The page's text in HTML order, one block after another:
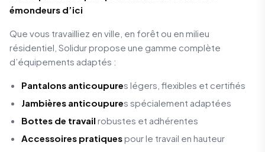
émondeurs d’ici
Que vous travailliez en ville, en forêt ou en milieu
résidentiel, Solidur propose une gamme complète
d’équipements adaptés :
Pantalons anticoupures légers, flexibles et certifiés
Jambières anticoupures spécialement adaptées
Bottes de travail robustes et adhérentes
Accessoires pratiquespour le travail en hauteur